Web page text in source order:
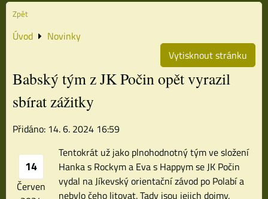
Zpět
Úvod
Novinky
Vytisknout stránku
Babský tým z JK Počin opět vyrazil
sbírat zážitky
Přidáno: 14. 6. 2024 16:59
14
Červen
Tentokrát už jako plnohodnotný tým ve složení
Hanka s Rockym a Eva s Happym se JK Počin
vydal na Jíkevský orientační závod po Polabí a
nebylo čeho litovat. Tady jsou jejich dojmy.